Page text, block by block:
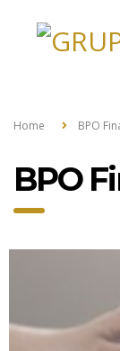
Home BPO
BPO